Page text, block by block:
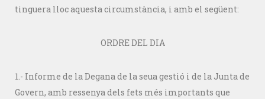
tinguera lloc aquesta circumstància, i amb el següent:
ORDRE DEL DIA
1.- Informe de la Degana de la seua gestió i de la Junta de
Govern, amb ressenya dels fets més importants que